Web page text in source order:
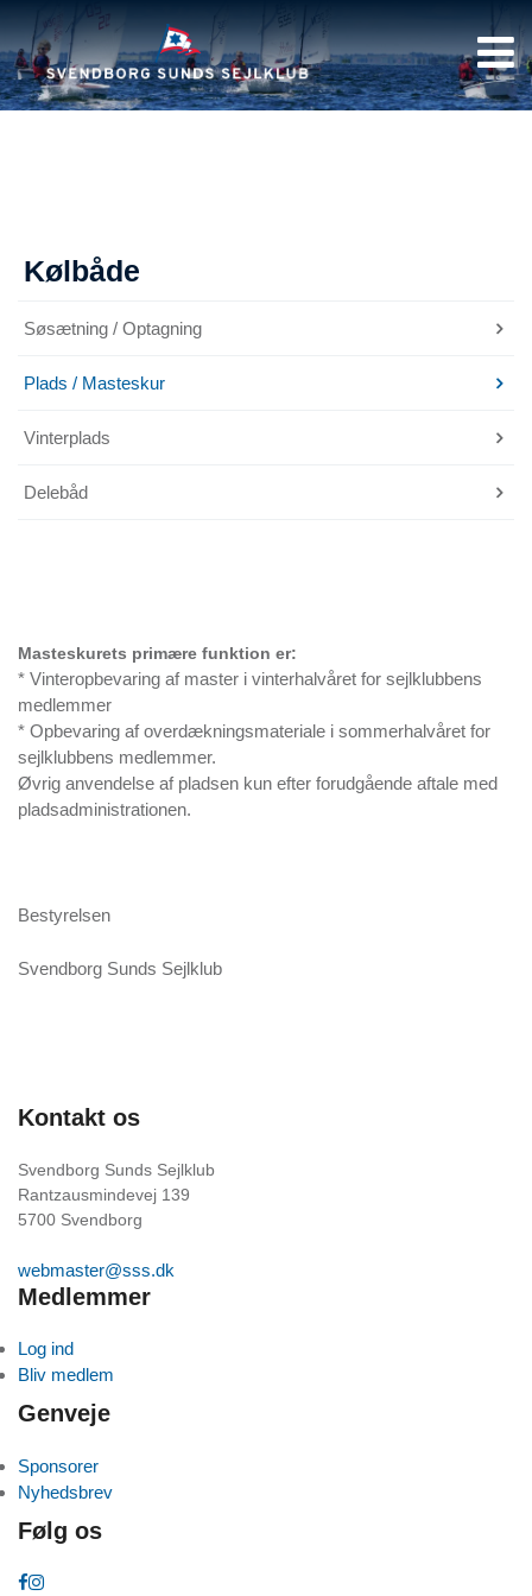
Kølbåde
Søsætning / Optagning
Plads / Masteskur
Vinterplads
Delebåd
Masteskurets primære funktion er:
* Vinteropbevaring af master i vinterhalvåret for sejlklubbens
medlemmer
* Opbevaring af overdækningsmateriale i sommerhalvåret for
sejlklubbens medlemmer.
Øvrig anvendelse af pladsen kun efter forudgående aftale med
pladsadministrationen.
Bestyrelsen
Svendborg Sunds Sejlklub
Kontakt os
Svendborg Sunds Sejlklub
Rantzausmindevej 139
5700 Svendborg
webmaster@sss.dk
Medlemmer
Log ind
Bliv medlem
Genveje
Sponsorer
Nyhedsbrev
Følg os